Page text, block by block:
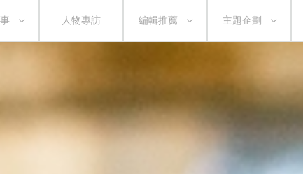
人物專訪 編輯推薦 主題企劃